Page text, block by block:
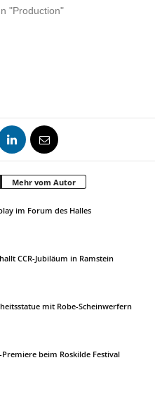
"Production"
Mehr vom Autor
im Forum des Halles
CCR-Jubiläum in Ramstein
mit Robe-Scheinwerfern
beim Roskilde Festival